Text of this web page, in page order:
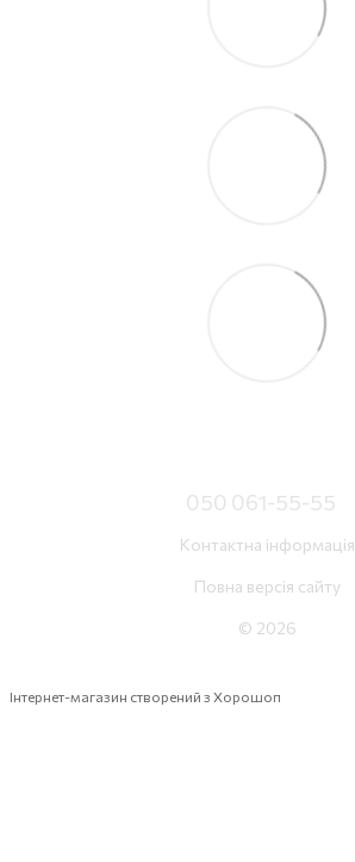
050 061-55-55
Контактна інформація
Повна версія сайту
© 2026
Інтернет-магазин створений з Хорошоп